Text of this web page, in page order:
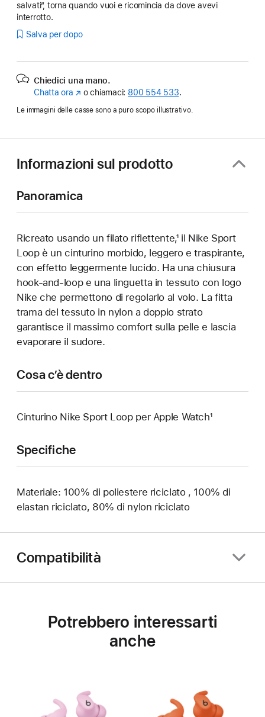
salvati”, torna quando vuoi e ricomincia da dove avevi
interrotto.
Salva per dopo
Chiedici una mano.
Chatta ora (Si
nuova
o chiamaci: 800 554 533.
Le immagini delle casse sono a puro scopo illustrativo.
Informazioni sul prodotto
Panoramica
Ricreato usando un filato riflettente,¹ il Nike Sport
Loop è un cinturino morbido, leggero e traspirante,
con effetto leggermente lucido. Ha una chiusura
hook-and-loop e una linguetta in tessuto con logo
Nike che permettono di regolarlo al volo. La fitta
trama del tessuto in nylon a doppio strato
garantisce il massimo comfort sulla pelle e lascia
evaporare il sudore.
Cosa c’è dentro
Cinturino Nike Sport Loop per Apple Watch¹
Specifiche
Materiale: 100% di poliestere riciclato , 100% di
elastan riciclato, 80% di nylon riciclato
Compatibilità
Potrebbero interessarti
anche